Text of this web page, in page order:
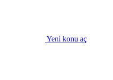
Yeni konu aç